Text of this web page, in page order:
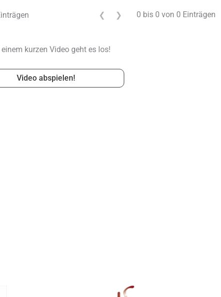
❮ ❯ 0 bis 0 von 0 Einträgen
kurzen Video geht es los!
Video abspielen!